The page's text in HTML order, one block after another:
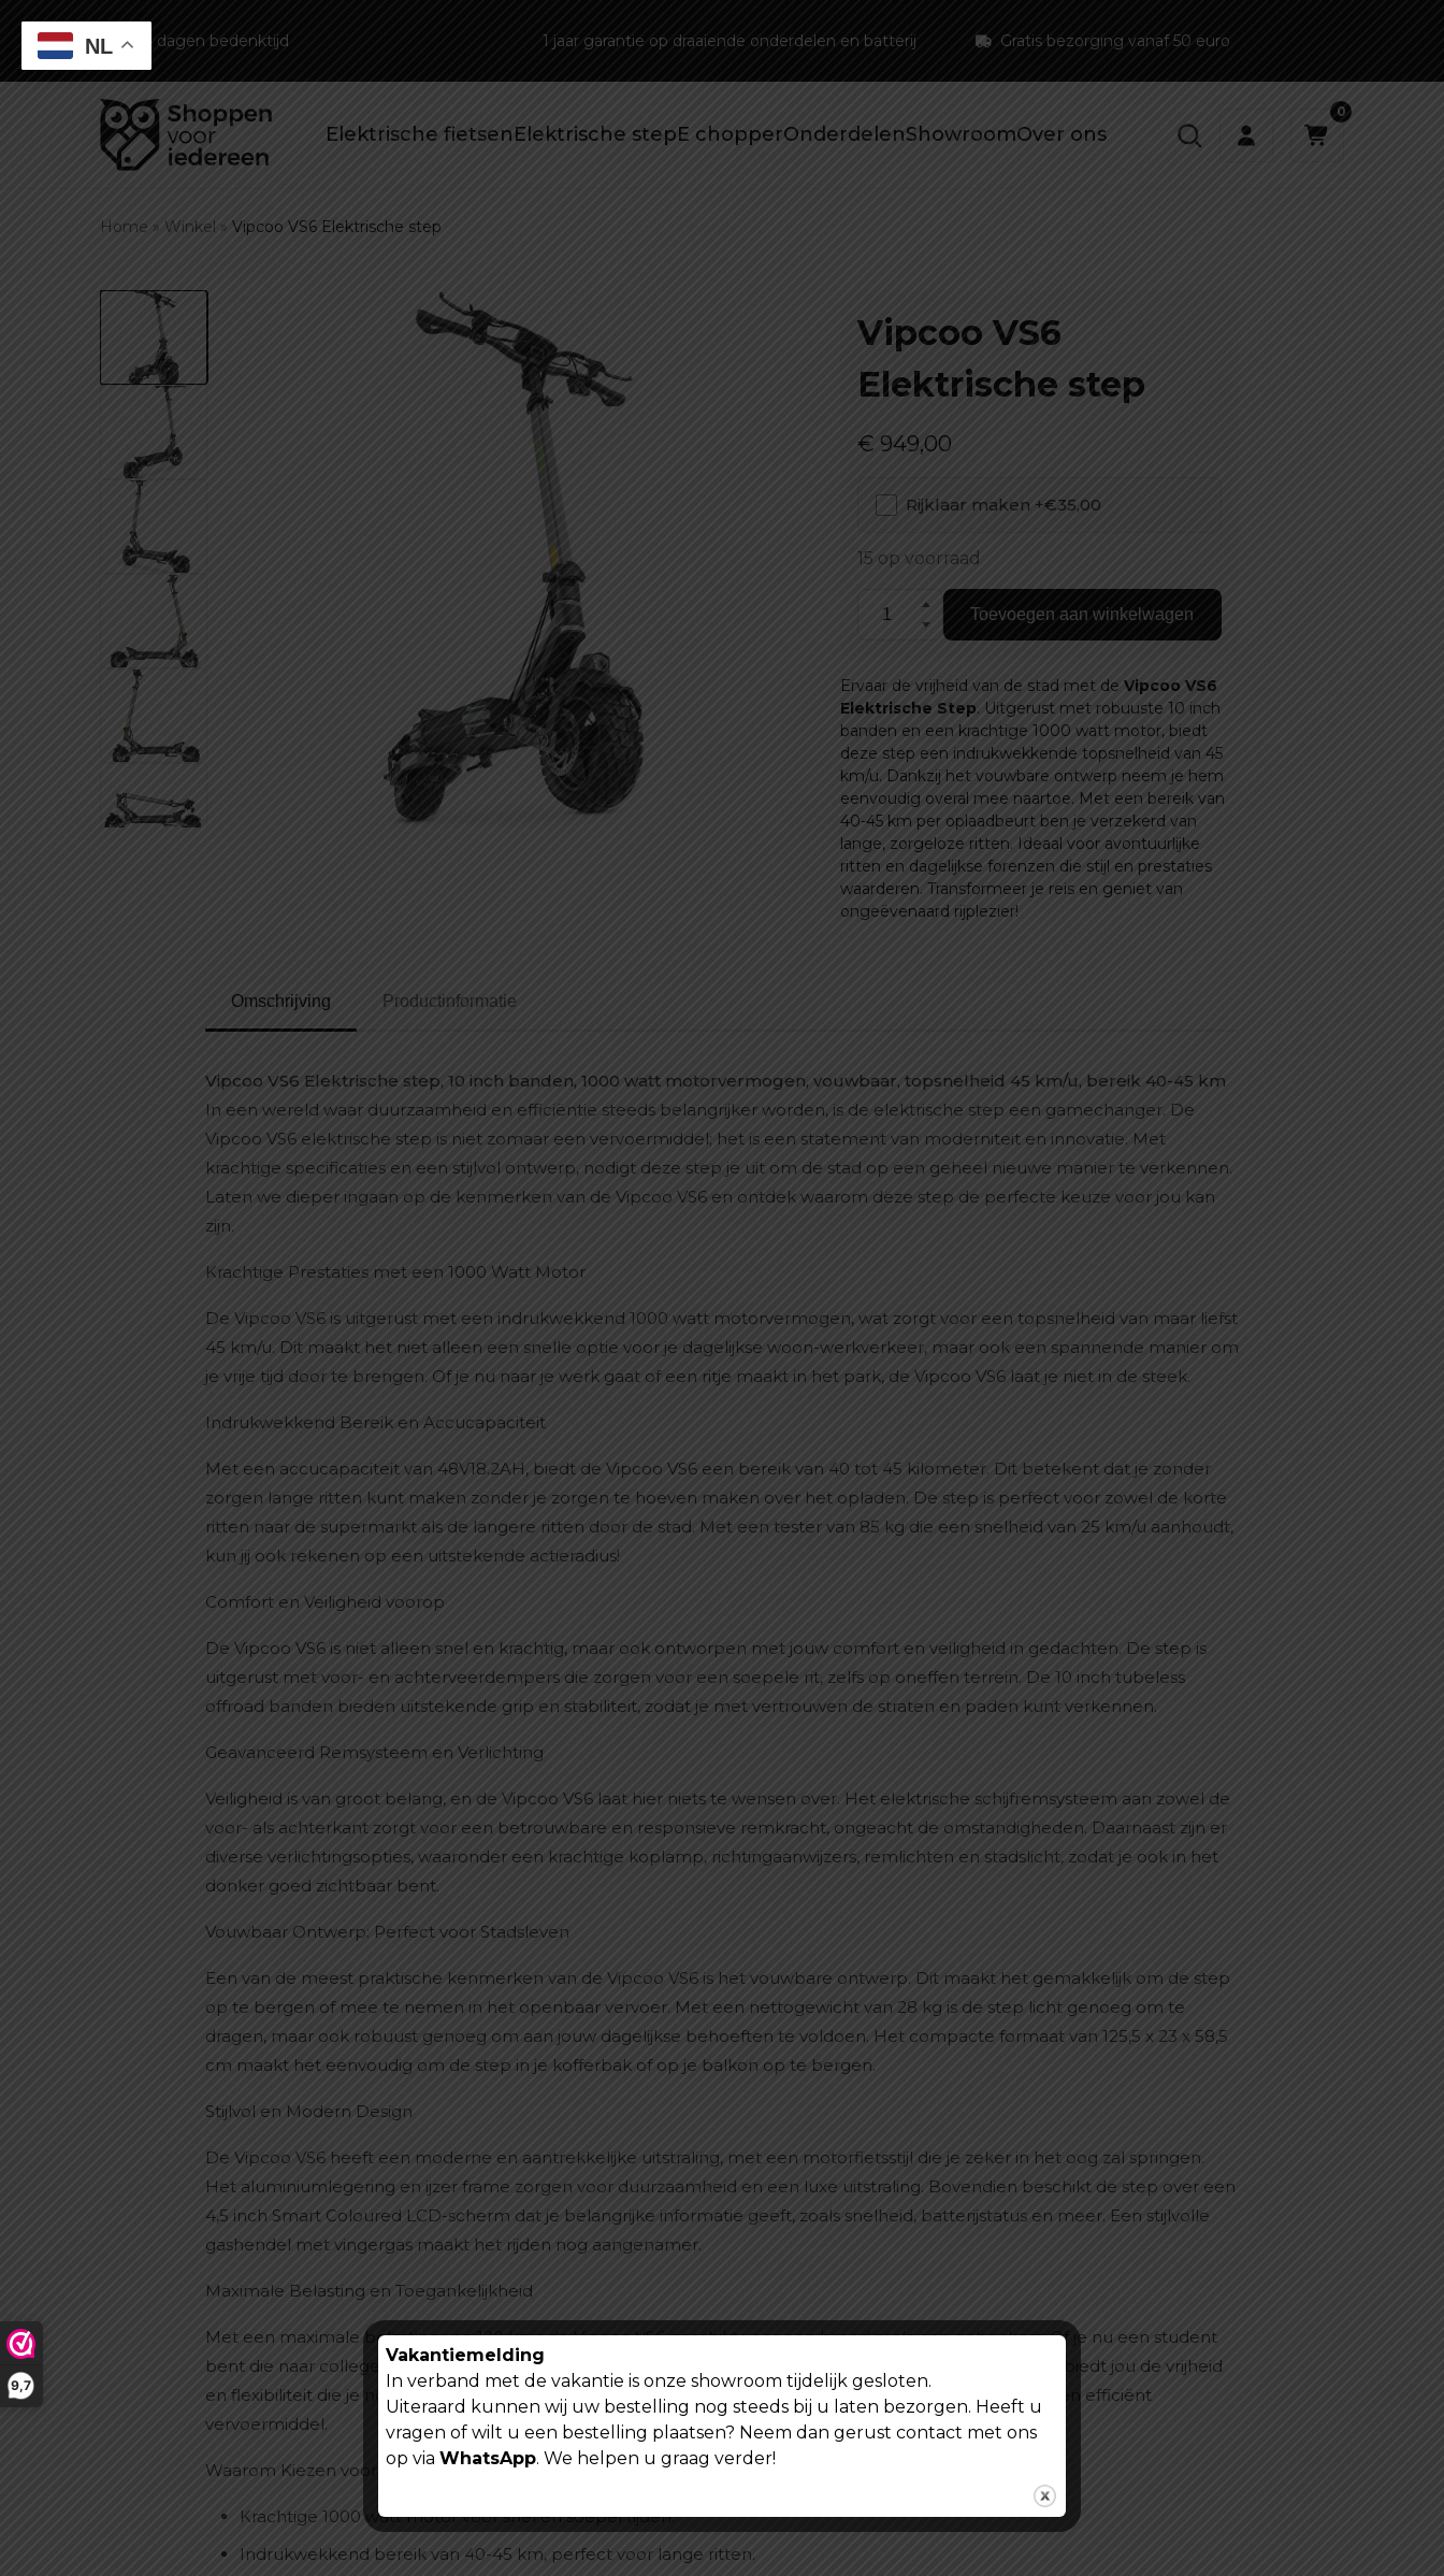
9,7
Gratis bezorging vanaf 50 euro
14 dagen bedenktijd 1 jaar garantie op draaiende onderdelen en batterij
Elektrische fietsenElektrische stepE chopperOnderdelenShowroomOver ons
0
Home » Winkel » Vipcoo VS6 Elektrische step
Vipcoo VS6
Elektrische step
€ 949,00
Rijklaar maken +€35,00
15 op voorraad
Vipcoo
Elektrische
step
aantal
Toevoegen aan winkelwagen
Ervaar de vrijheid van de stad met de Vipcoo VS6
Elektrische Step. Uitgerust met robuuste 10 inch
banden en een krachtige 1000 watt motor, biedt
deze step een indrukwekkende topsnelheid van 45
km/u. Dankzij het vouwbare ontwerp neem je hem
eenvoudig overal mee naartoe. Met een bereik van
40-45 km per oplaadbeurt ben je verzekerd van
lange, zorgeloze ritten. Ideaal voor avontuurlijke
ritten en dagelijkse forenzen die stijl en prestaties
waarderen. Transformeer je reis en geniet van
ongeëvenaard rijplezier!
Omschrijving Productinformatie
Vipcoo VS6 Elektrische step, 10 inch banden, 1000 watt motorvermogen, vouwbaar, topsnelheid 45 km/u, bereik 40-45 km
In een wereld waar duurzaamheid en efficiëntie steeds belangrijker worden, is de elektrische step een gamechanger. De
Vipcoo VS6 elektrische step is niet zomaar een vervoermiddel; het is een statement van moderniteit en innovatie. Met
krachtige specificaties en een stijlvol ontwerp, nodigt deze step je uit om de stad op een geheel nieuwe manier te verkennen.
Laten we dieper ingaan op de kenmerken van de Vipcoo VS6 en ontdek waarom deze step de perfecte keuze voor jou kan
zijn.
Krachtige Prestaties met een 1000 Watt Motor
De Vipcoo VS6 is uitgerust met een indrukwekkend 1000 watt motorvermogen, wat zorgt voor een topsnelheid van maar liefst
45 km/u. Dit maakt het niet alleen een snelle optie voor je dagelijkse woon-werkverkeer, maar ook een spannende manier om
je vrije tijd door te brengen. Of je nu naar je werk gaat of een ritje maakt in het park, de Vipcoo VS6 laat je niet in de steek.
Indrukwekkend Bereik en Accucapaciteit
Met een accucapaciteit van 48V18.2AH, biedt de Vipcoo VS6 een bereik van 40 tot 45 kilometer. Dit betekent dat je zonder
zorgen lange ritten kunt maken zonder je zorgen te hoeven maken over het opladen. De step is perfect voor zowel de korte
ritten naar de supermarkt als de langere ritten door de stad. Met een tester van 85 kg die een snelheid van 25 km/u aanhoudt,
kun jij ook rekenen op een uitstekende actieradius!
Comfort en Veiligheid voorop
De Vipcoo VS6 is niet alleen snel en krachtig, maar ook ontworpen met jouw comfort en veiligheid in gedachten. De step is
uitgerust met voor- en achterveerdempers die zorgen voor een soepele rit, zelfs op oneffen terrein. De 10 inch tubeless
offroad banden bieden uitstekende grip en stabiliteit, zodat je met vertrouwen de straten en paden kunt verkennen.
Geavanceerd Remsysteem en Verlichting
Veiligheid is van groot belang, en de Vipcoo VS6 laat hier niets te wensen over. Het elektrische schijfremsysteem aan zowel de
voor- als achterkant zorgt voor een betrouwbare en responsieve remkracht, ongeacht de omstandigheden. Daarnaast zijn er
diverse verlichtingsopties, waaronder een krachtige koplamp, richtingaanwijzers, remlichten en stadslicht, zodat je ook in het
donker goed zichtbaar bent.
Vouwbaar Ontwerp: Perfect voor Stadsleven
Een van de meest praktische kenmerken van de Vipcoo VS6 is het vouwbare ontwerp. Dit maakt het gemakkelijk om de step
op te bergen of mee te nemen in het openbaar vervoer. Met een nettogewicht van 28 kg is de step licht genoeg om te
dragen, maar ook robuust genoeg om aan jouw dagelijkse behoeften te voldoen. Het compacte formaat van 125,5 x 23 x 58,5
cm maakt het eenvoudig om de step in je kofferbak of op je balkon op te bergen.
Stijlvol en Modern Design
De Vipcoo VS6 heeft een moderne en aantrekkelijke uitstraling, met een motorfietsstijl die je zeker in het oog zal springen.
Het aluminiumlegering en ijzer frame zorgen voor duurzaamheid en een luxe uitstraling. Bovendien beschikt de step over een
4,5 inch Smart Coloured LCD-scherm dat je belangrijke informatie geeft, zoals snelheid, batterijstatus en meer. Een stijlvolle
gashendel met vingergas maakt het rijden nog aangenamer.
Maximale Belasting en Toegankelijkheid
Met een maximale belasting van 120 kg is de Vipcoo VS6 geschikt voor een breed scala aan gebruikers. Of je nu een student
bent die naar college moet of een drukke professional die snel door de stad moet, deze elektrische step biedt jou de vrijheid
en flexibiliteit die je nodig hebt. Het is de perfecte keuze voor iedereen die op zoek is naar een praktisch en efficiënt
vervoermiddel.
Waarom Kiezen voor de Vipcoo VS6?
Krachtige 1000 watt motor voor snel en soepel rijden.
Indrukwekkend bereik van 40-45 km, perfect voor lange ritten.
NL
Vakantiemelding
In verband met de vakantie is onze showroom tijdelijk gesloten.
Uiteraard kunnen wij uw bestelling nog steeds bij u laten bezorgen. Heeft u
vragen of wilt u een bestelling plaatsen? Neem dan gerust contact met ons
op via WhatsApp. We helpen u graag verder!